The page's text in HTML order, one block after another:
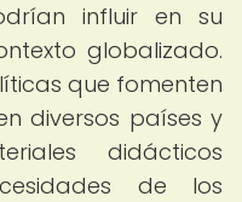
influir en su
globalizado.
que fomenten
diversos países y
didácticos
de los